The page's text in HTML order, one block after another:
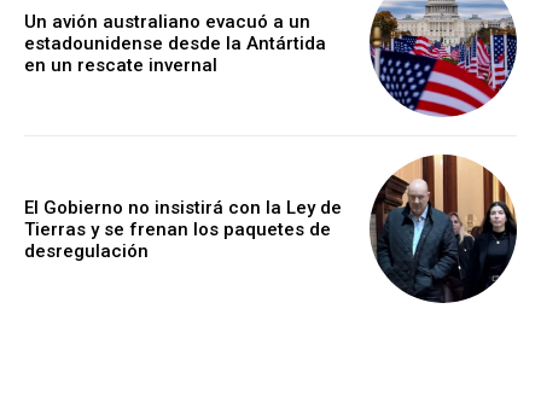
Un avión australiano evacuó a un
estadounidense desde la Antártida
en un rescate invernal
El Gobierno no insistirá con la Ley de
Tierras y se frenan los paquetes de
desregulación